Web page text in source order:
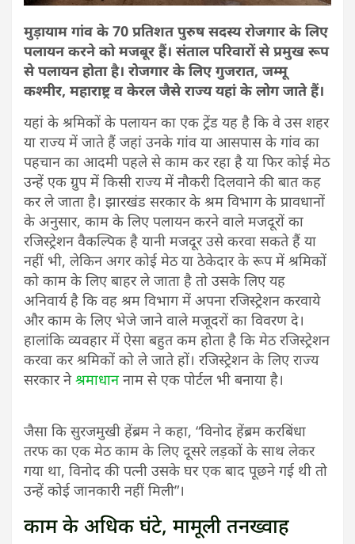
मुड़ायाम गांव के 70 प्रतिशत पुरुष सदस्य रोजगार के लिए
पलायन करने को मजबूर हैं। संताल परिवारों से प्रमुख रूप
से पलायन होता है। रोजगार के लिए गुजरात, जम्मू
कश्मीर, महाराष्ट्र व केरल जैसे राज्य यहां के लोग जाते हैं।
यहां के श्रमिकों के पलायन का एक ट्रेंड यह है कि वे उस शहर
या राज्य में जाते हैं जहां उनके गांव या आसपास के गांव का
पहचान का आदमी पहले से काम कर रहा है या फिर कोई मेठ
उन्हें एक ग्रुप में किसी राज्य में नौकरी दिलवाने की बात कह
कर ले जाता है। झारखंड सरकार के श्रम विभाग के प्रावधानों
के अनुसार, काम के लिए पलायन करने वाले मजदूरों का
रजिस्ट्रेशन वैकल्पिक है यानी मजदूर उसे करवा सकते हैं या
नहीं भी, लेकिन अगर कोई मेठ या ठेकेदार के रूप में श्रमिकों
को काम के लिए बाहर ले जाता है तो उसके लिए यह
अनिवार्य है कि वह श्रम विभाग में अपना रजिस्ट्रेशन करवाये
और काम के लिए भेजे जाने वाले मजूदरों का विवरण दे।
हालांकि व्यवहार में ऐसा बहुत कम होता है कि मेठ रजिस्ट्रेशन
करवा कर श्रमिकों को ले जाते हों। रजिस्ट्रेशन के लिए राज्य
सरकार नेश्रमाधाननाम से एक पोर्टल भी बनाया है।
जैसा कि सुरजमुखी हेंब्रम ने कहा, “विनोद हेंब्रम करबिंधा
तरफ का एक मेठ काम के लिए दूसरे लड़कों के साथ लेकर
गया था, विनोद की पत्नी उसके घर एक बाद पूछने गई थी तो
उन्हें कोई जानकारी नहीं मिली”।
काम के अधिक घंटे, मामूली तनख्वाह